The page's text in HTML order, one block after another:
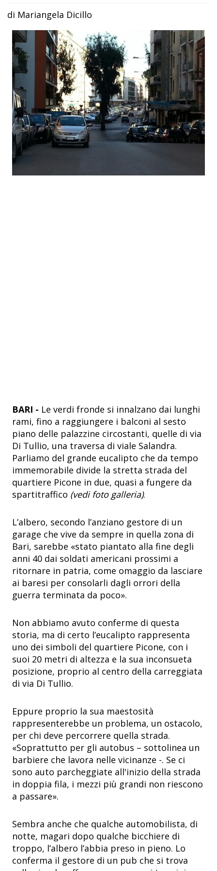
di Mariangela Dicillo
BARI - Le verdi fronde si innalzano dai lunghi
rami, fino a raggiungere i balconi al sesto
piano delle palazzine circostanti, quelle di via
Di Tullio, una traversa di viale Salandra.
Parliamo del grande eucalipto che da tempo
immemorabile divide la stretta strada del
quartiere Picone in due, quasi a fungere da
spartitraffico (vedi foto galleria).
L’albero, secondo l’anziano gestore di un
garage che vive da sempre in quella zona di
Bari, sarebbe «stato piantato alla fine degli
anni 40 dai soldati americani prossimi a
ritornare in patria, come omaggio da lasciare
ai baresi per consolarli dagli orrori della
guerra terminata da poco».
Non abbiamo avuto conferme di questa
storia, ma di certo l’eucalipto rappresenta
uno dei simboli del quartiere Picone, con i
suoi 20 metri di altezza e la sua inconsueta
posizione, proprio al centro della carreggiata
di via Di Tullio.
Eppure proprio la sua maestosità
rappresenterebbe un problema, un ostacolo,
per chi deve percorrere quella strada.
«Soprattutto per gli autobus – sottolinea un
barbiere che lavora nelle vicinanze -. Se ci
sono auto parcheggiate all'inizio della strada
in doppia fila, i mezzi più grandi non riescono
a passare».
Sembra anche che qualche automobilista, di
notte, magari dopo qualche bicchiere di
troppo, l’albero l’abbia preso in pieno. Lo
conferma il gestore di un pub che si trova